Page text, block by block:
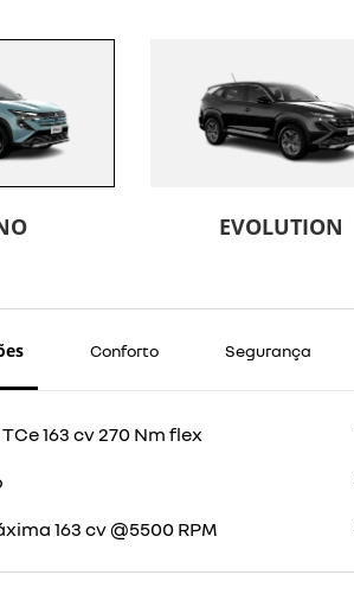
EVOLUTION
Conforto Segurança
163 cv 270 Nm flex
163 cv @5500 RPM